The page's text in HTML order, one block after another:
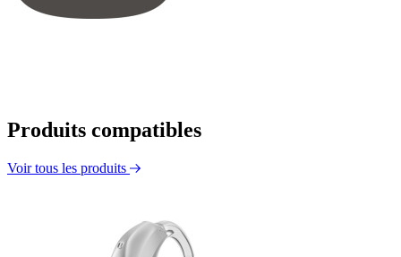
Produits compatibles
Voir tous les produits